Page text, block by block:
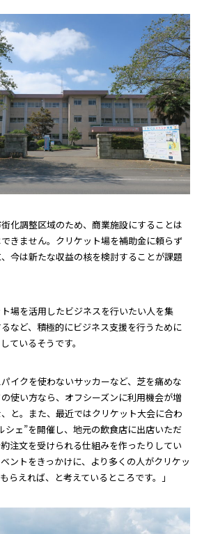
化調整区域のため、商業施設にすることは
きません。クリケット場を補助金に頼らず
今は新たな収益の核を検討することが課題
場を活用したビジネスを行いたい人を集
など、積極的にビジネス支援を行うために
ているそうです。
イクを使わないサッカーなど、芝を痛めな
使い方なら、オフシーズンに利用機会が増
と。また、最近ではクリケット大会に合わ
シェ”を開催し、地元の飲食店に出店いただ
注文を受けられる仕組みを作ったりしてい
ントをきっかけに、より多くの人がクリケッ
らえれば、と考えているところです。」